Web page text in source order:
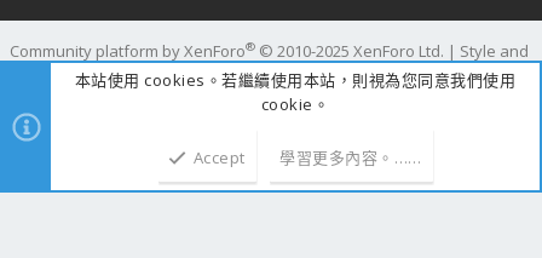
Community platform by XenForo® © 2010-2025 XenForo Ltd. | Style and
add-ons by ThemeHouse
時間 1.2588s
本站使用 cookies。若繼續使用本站，則視為您同意我們使用
cookie。
Accept 學習更多內容。……